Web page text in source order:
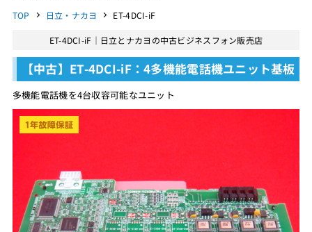
TOP
日立・ナカヨ ET-4DCI-iF
ET-4DCI-iF｜日立とナカヨの中古ビジネスフォン販売店
【中古】ET-4DCI-iF：4多機能電話機ユニット基板
多機能電話機を4台収容可能なユニット